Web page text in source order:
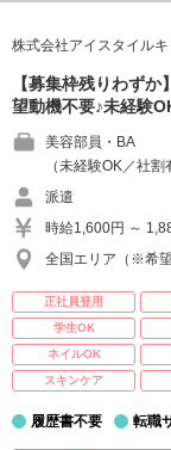
株式会社アイスタイルキ
【募集枠残りわず
望動機不要♪未経験
美容部員・BA
（未経験OK／社
派遣
時給1,600円 ～
全国エリア（※希
正社員登用
学生OK
ネイルOK
スキンケア
履歴書不要 転職